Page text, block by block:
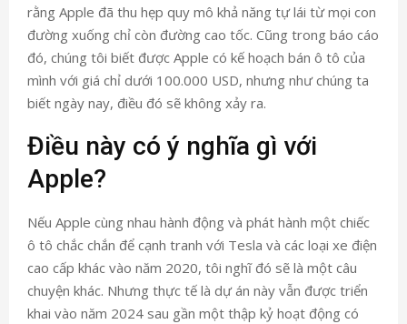
rằng Apple đã thu hẹp quy mô khả năng tự lái từ mọi con
đường xuống chỉ còn đường cao tốc. Cũng trong báo cáo
đó, chúng tôi biết được Apple có kế hoạch bán ô tô của
mình với giá chỉ dưới 100.000 USD, nhưng như chúng ta
biết ngày nay, điều đó sẽ không xảy ra.
Điều này có ý nghĩa gì với
Apple?
Nếu Apple cùng nhau hành động và phát hành một chiếc
ô tô chắc chắn để cạnh tranh với Tesla và các loại xe điện
cao cấp khác vào năm 2020, tôi nghĩ đó sẽ là một câu
chuyện khác. Nhưng thực tế là dự án này vẫn được triển
khai vào năm 2024 sau gần một thập kỷ hoạt động có